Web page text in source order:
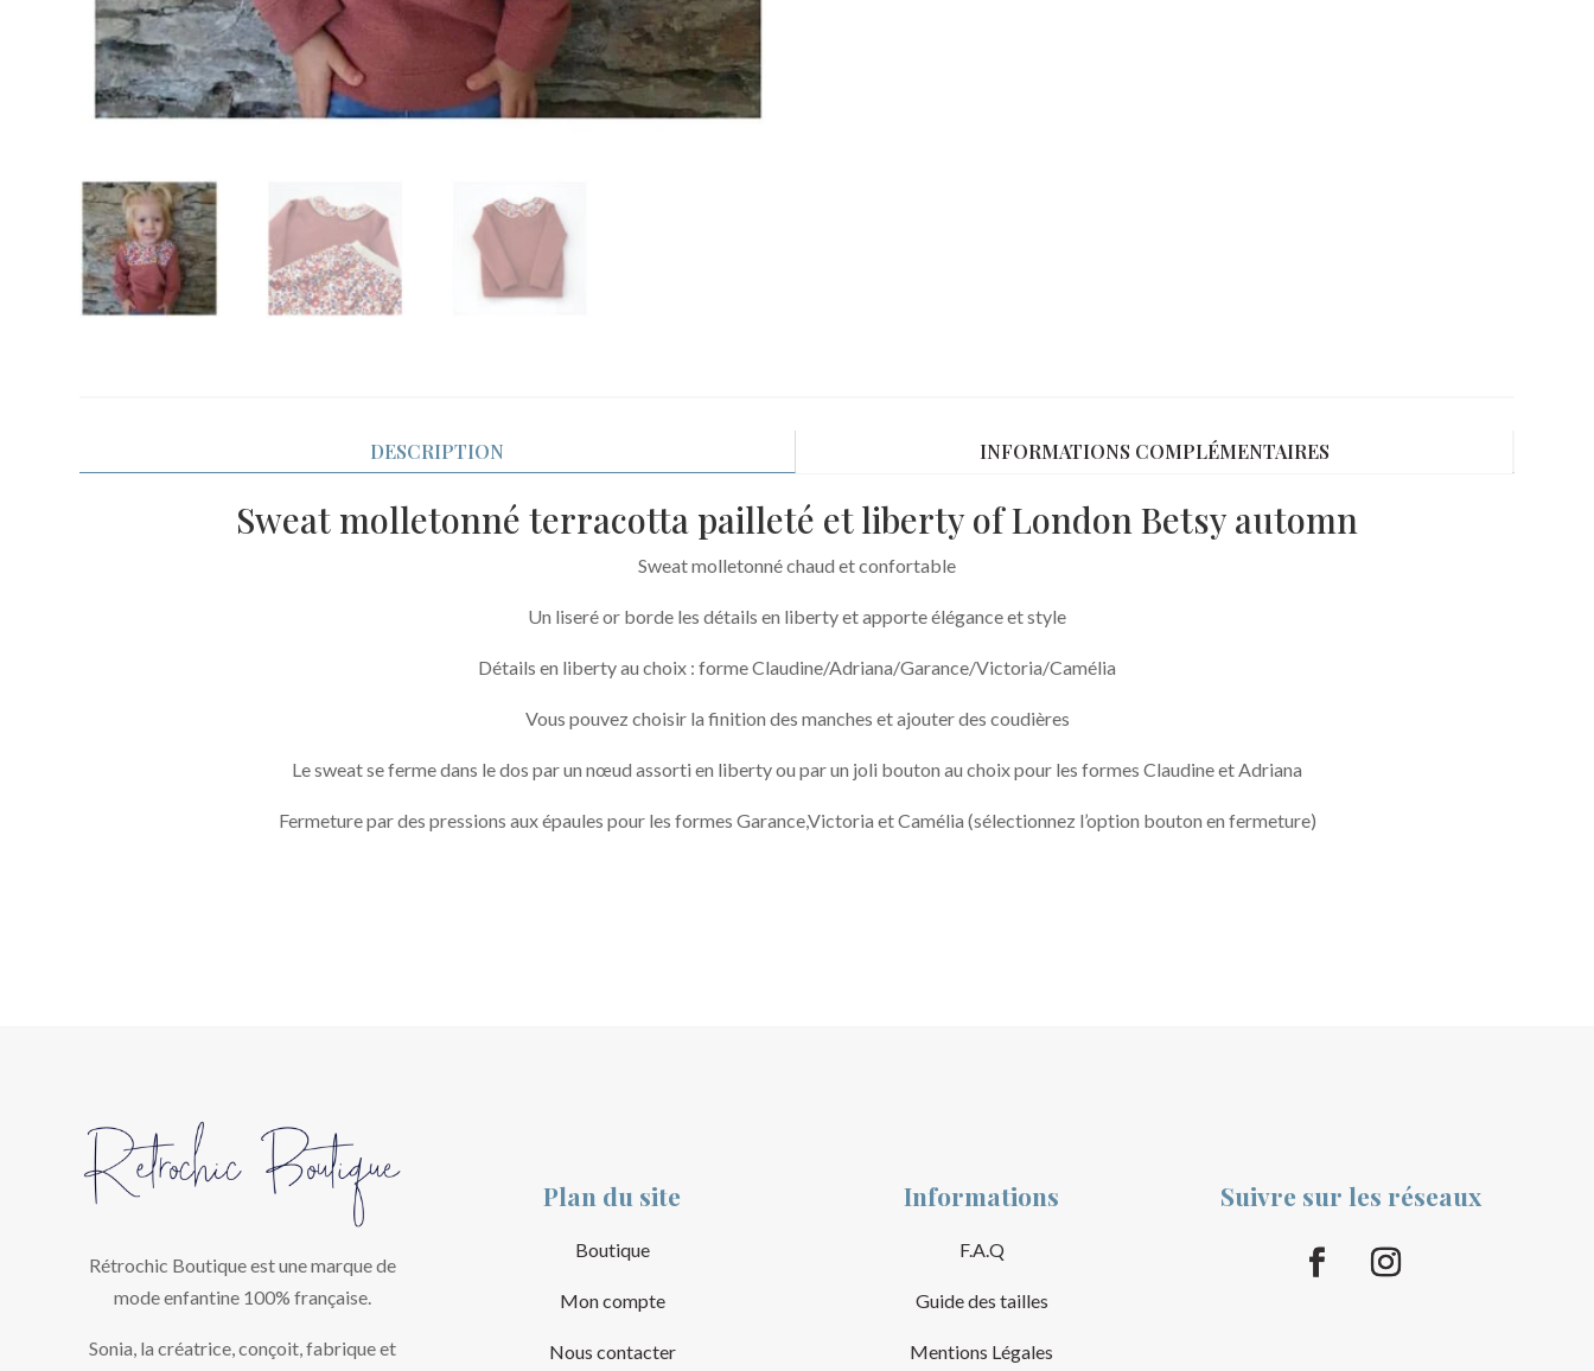
DESCRIPTION INFORMATIONS COMPLÉMENTAIRES
Sweat molletonné terracotta pailleté et liberty of London Betsy automn
Sweat molletonné chaud et confortable
Un liseré or borde les détails en liberty et apporte élégance et style
Détails en liberty au choix : forme Claudine/Adriana/Garance/Victoria/Camélia
Vous pouvez choisir la finition des manches et ajouter des coudières
Le sweat se ferme dans le dos par un nœud assorti en liberty ou par un joli bouton au choix pour les formes Claudine et Adriana
Fermeture par des pressions aux épaules pour les formes Garance,Victoria et Camélia (sélectionnez l’option bouton en fermeture)
Rétrochic Boutique est une marque de
mode enfantine 100% française.
Sonia, la créatrice, conçoit, fabrique et
Plan du site
Boutique
Mon compte
Nous contacter
Informations
F.A.Q
Guide des tailles
Mentions Légales
Suivre sur les réseaux